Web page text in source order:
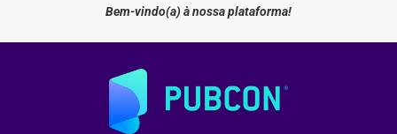
Bem-vindo(a) à nossa plataforma!